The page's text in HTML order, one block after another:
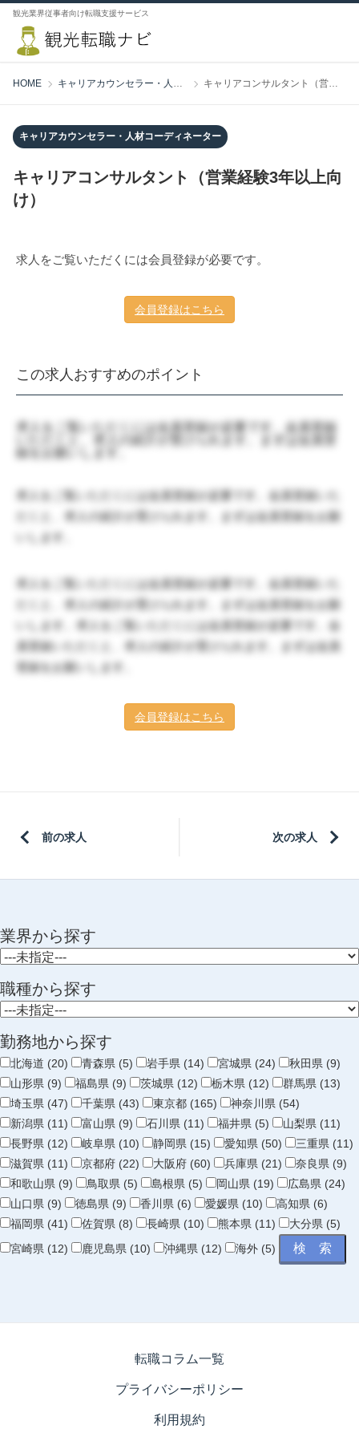
観光業界従事者向け転職支援サービス
HOME キャリアカウンセラー・人材コーディネーター キャリアコンサルタント（営業経験3年以上向け）
キャリアカウンセラー・人材コーディネーター
キャリアコンサルタント（営業経験3年以上向
け）
求人をご覧いただくには会員登録が必要です。
会員登録はこちら
この求人おすすめのポイント
求人をご覧いただくには会員登録が必要です。会員登録
録をお願いします。
求人をご覧いただくには会員登録が必要です。会員登録いた
だくと、求人の紹介が受けられます。まずは会員登録をお願
いします。
求人をご覧いただくには会員登録が必要です。会員登録いた
だくと、求人の紹介が受けられます。まずは会員登録をお願
いします。求人をご覧いただくには会員登録が必要です。会
員登録いただくと、求人の紹介が受けられます。まずは会員
登録をお願いします。
会員登録はこちら
前の求人 次の求人
業界から探す
職種から探す
勤務地から探す
北海道 (20) 青森県 (5) 岩手県 (14) 宮城県 (24)
秋田県 (9)
山形県 (9)
福島県 (9) 茨城県 (12) 栃木県 (12)
群馬県 (13)
埼玉県 (47)
千葉県 (43) 東京都 (165)
神奈川県 (54)
新潟県 (11)
富山県 (9) 石川県 (11) 福井県 (5)
山梨県 (11)
長野県 (12)
岐阜県 (10) 静岡県 (15) 愛知県 (50)
三重県 (11)
滋賀県 (11)
京都府 (22) 大阪府 (60) 兵庫県 (21)
奈良県 (9)
和歌山県 (9)
鳥取県 (5) 島根県 (5) 岡山県 (19)
広島県 (24)
山口県 (9)
徳島県 (9) 香川県 (6) 愛媛県 (10)
高知県 (6)
福岡県 (41)
佐賀県 (8) 長崎県 (10) 熊本県 (11)
大分県 (5)
宮崎県 (12)
鹿児島県 (10) 沖縄県 (12) 海外 (5)
転職コラム一覧
プライバシーポリシー
利用規約